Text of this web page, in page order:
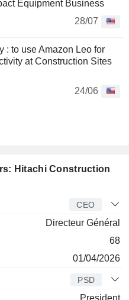
Equipment Business
28/07
: to use Amazon Leo for
at Construction Sites
24/06
Hitachi Construction
CEO
Directeur Général
68
01/04/2026
PSD
President